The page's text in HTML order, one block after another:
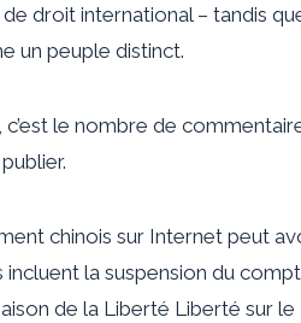
droit international – tandis
un peuple distinct.
le nombre de
chinois sur Internet peut
la suspension du
de la Liberté Liberté sur le